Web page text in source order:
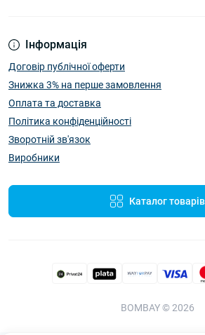
Інформація
Договір публічної оферти
Знижка 3% на перше замовлення
Оплата та доставка
Політика конфіденційності
Зворотній зв'язок
Виробники
Каталог товарів
BOMBAY © 2026